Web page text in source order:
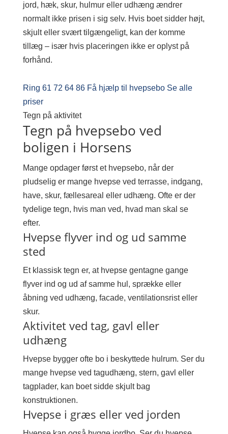
jord, hæk, skur, hulmur eller udhæng ændrer
normalt ikke prisen i sig selv. Hvis boet sidder højt,
skjult eller svært tilgængeligt, kan der komme
tillæg – især hvis placeringen ikke er oplyst på
forhånd.
Ring 61 72 64 86 Få hjælp til hvepsebo Se alle
priser
Tegn på aktivitet
Tegn på hvepsebo ved
boligen i Horsens
Mange opdager først et hvepsebo, når der
pludselig er mange hvepse ved terrasse, indgang,
have, skur, fællesareal eller udhæng. Ofte er der
tydelige tegn, hvis man ved, hvad man skal se
efter.
Hvepse flyver ind og ud samme
sted
Et klassisk tegn er, at hvepse gentagne gange
flyver ind og ud af samme hul, sprække eller
åbning ved udhæng, facade, ventilationsrist eller
skur.
Aktivitet ved tag, gavl eller
udhæng
Hvepse bygger ofte bo i beskyttede hulrum. Ser du
mange hvepse ved tagudhæng, stern, gavl eller
tagplader, kan boet sidde skjult bag
konstruktionen.
Hvepse i græs eller ved jorden